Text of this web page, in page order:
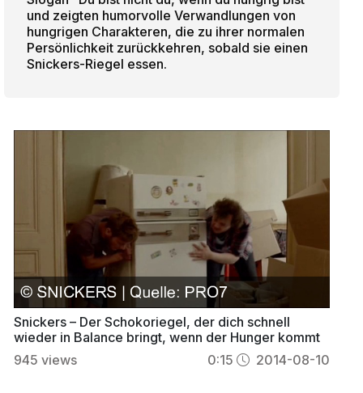
und zeigten humorvolle Verwandlungen von
hungrigen Charakteren, die zu ihrer normalen
Persönlichkeit zurückkehren, sobald sie einen
Snickers-Riegel essen.
Snickers – Der Schokoriegel, der dich schnell
wieder in Balance bringt, wenn der Hunger kommt
945 views 0:15 2014-08-10